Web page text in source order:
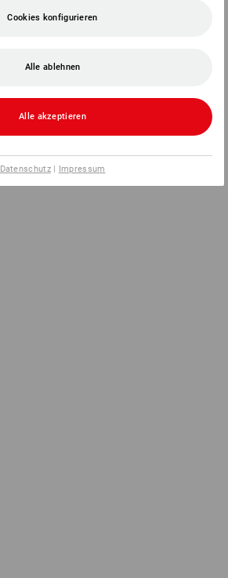
Cookies konfigurieren
Alle ablehnen
Alle akzeptieren
Datenschutz| Impressum